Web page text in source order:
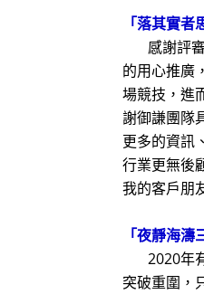
「落其實者
感謝評審
的用心推廣
場競技，進
謝御謙團隊
更多的資訊
行業更無後
我的客戶朋
「夜靜海濤
2020年有
突破重圍，